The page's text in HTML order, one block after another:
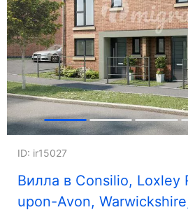
Вилла в Consilio, Loxley
upon-Avon,
ID: ir15027